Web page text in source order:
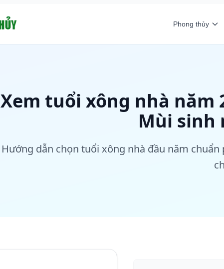
Phong thủy
Xem tuổi xông nhà
Mùi sinh
Hướng dẫn chọn tuổi xông nhà đầu năm